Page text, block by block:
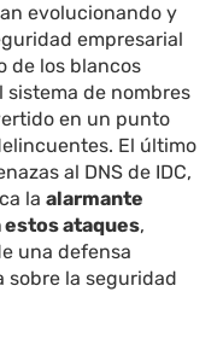
evolucionando y
empresarial
de los blancos
sistema de nombres
en un punto
El último
al DNS de IDC,
laalarmante
estos ataques,
una defensa
sobre la seguridad